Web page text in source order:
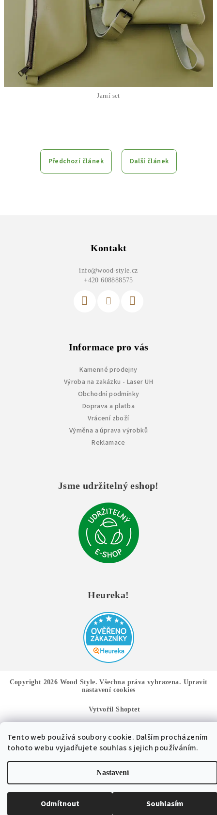
Tento web používá soubory cookie. Dalším procházením
tohoto webu vyjadřujete souhlas s jejich používáním.
Nastavení
Odmítnout Souhlasím
Jarní set
Předchozí článek Další článek
Kontakt
info@wood-style.cz
+420 608888575
Informace pro vás
Kamenné prodejny
Výroba na zakázku - Laser UH
Obchodní podmínky
Doprava a platba
Vrácení zboží
Výměna a úprava výrobků
Reklamace
Jsme udržitelný eshop!
Heureka!
Copyright 2026 Wood Style. Všechna práva vyhrazena. Upravit
nastavení cookies
Vytvořil Shoptet